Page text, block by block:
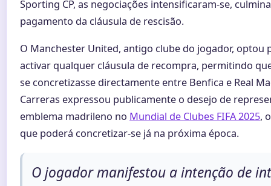
Sporting CP, as negociações intensificaram-se,
pagamento da cláusula de rescisão.
O Manchester United, antigo clube do jogador, optou
activar qualquer cláusula de recompra, permitindo
se concretizasse directamente entre Benfica e Real
Carreras expressou publicamente o desejo de
emblema madrileno no Mundial de Clubes FIFA 2025,
que poderá concretizar-se já na próxima época.
O jogador manifestou a intenção de